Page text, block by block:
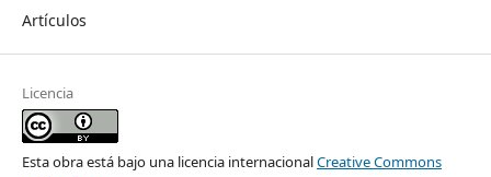
Artículos
Licencia
Esta obra está bajo una licencia internacionalCreative Commons